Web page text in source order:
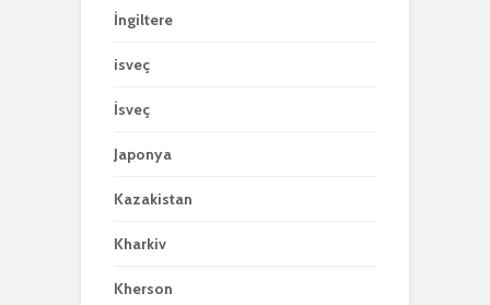
İngiltere
isveç
İsveç
Japonya
Kazakistan
Kharkiv
Kherson